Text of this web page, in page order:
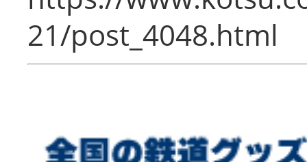
21/post_4048.html